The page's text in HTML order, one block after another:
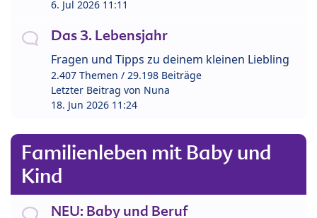
6. Jul 2026 11:11
Das 3. Lebensjahr
Fragen und Tipps zu deinem kleinen Liebling
2.407 Themen / 29.198 Beiträge
Letzter Beitrag von Nuna
18. Jun 2026 11:24
Familienleben mit Baby und
Kind
NEU: Baby und Beruf